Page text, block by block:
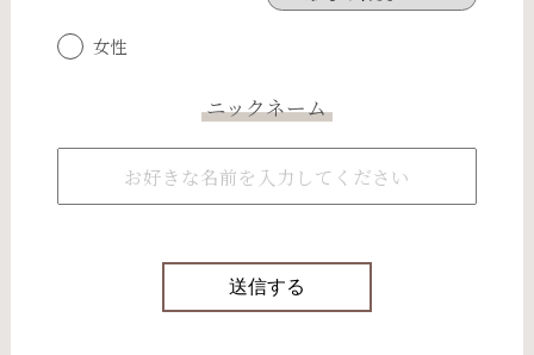
女性
ニックネーム